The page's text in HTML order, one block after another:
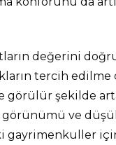
değerini
tercih
görülür şekilde
görünümü ve
gayrimenkuller